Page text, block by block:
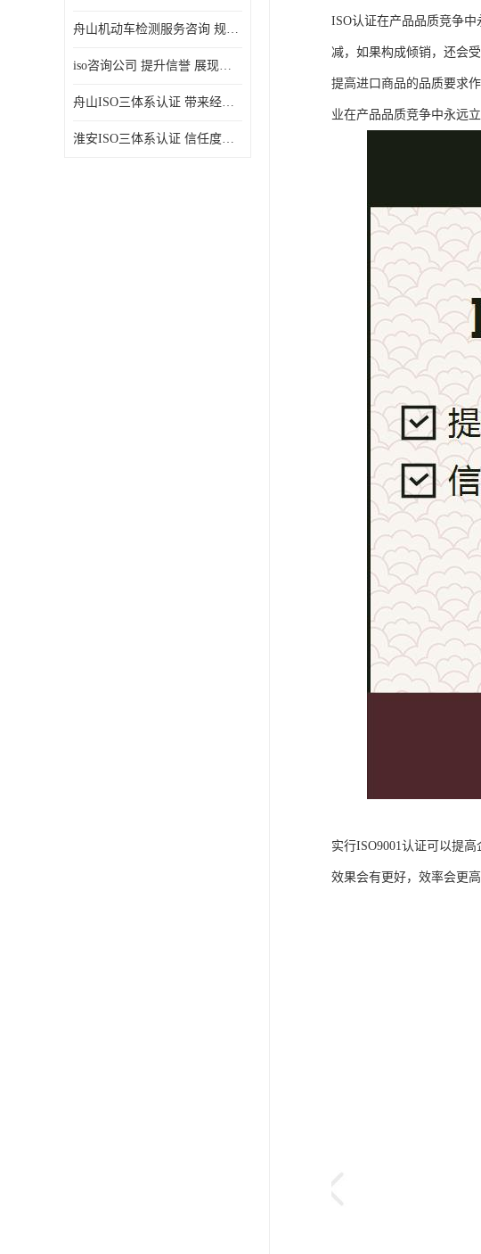
舟山机动车检测服务咨询 规范管理技术 具备市场竞争能力
iso咨询公司 提升信誉 展现企业文化
舟山ISO三体系认证 带来经济效益 带来可以信赖的良好印象
淮安ISO三体系认证 信任度增加 具备市场竞争能力
ISO认证在产品品质竞争
减，如果构成倾销，还会
提高进口商品的品质要求
业在产品品质竞争中永远立
实行ISO9001认证可以提
效果会有更好，效率会更高